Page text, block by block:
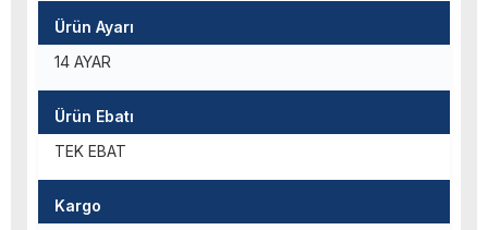
Ürün Ayarı
14 AYAR
Ürün Ebatı
TEK EBAT
Kargo